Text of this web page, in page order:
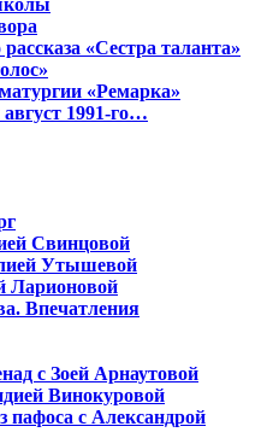
«Сестра таланта»
«Ремарка»
1991-го…
Свинцовой
Утышевой
Ларионовой
Впечатления
с Зоей Арнаутовой
Винокуровой
пафоса с Александрой